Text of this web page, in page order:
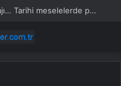
Gürsel Tekin’den ‘tutarlılık’ mesajı… Tarihi meselelerde pusula net olmalı